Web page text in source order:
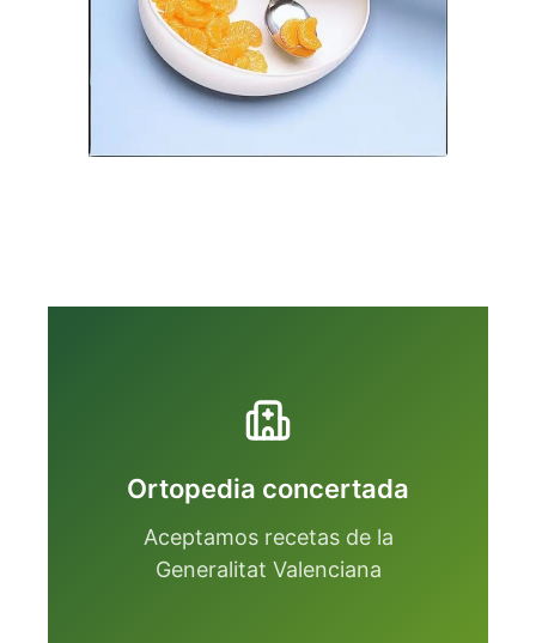
Ortopedia concertada
Aceptamos recetas de la
Generalitat Valenciana